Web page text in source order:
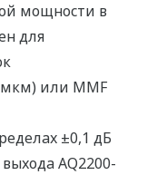
мощности в
для
мкм) или MMF
±0,1 дБ
AQ2200-